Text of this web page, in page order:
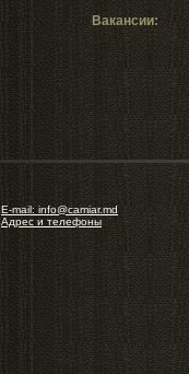
Вакансии:
E-mail: info@camiar.md
Адрес и телефоны